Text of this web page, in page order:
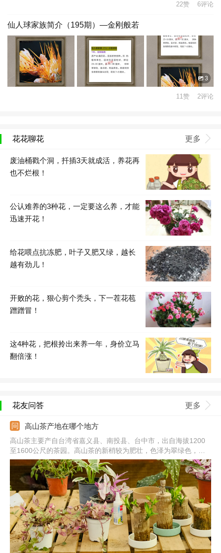
22赞 6评论
仙人球家族简介（195期）—金刚般若
3
11赞 2评论
花花聊花 更多
废油桶戳个洞，扦插3天就成活，养花再
也不烂根！
公认难养的3种花，一定要这么养，才能
迅速开花！
给花喂点抗冻肥，叶子又肥又绿，越长
越有劲儿！
开败的花，狠心剪个秃头，下一茬花苞
蹭蹭冒！
这4种花，把根拎出来养一年，身价立马
翻倍涨！
花友问答 更多
高山茶产地在哪个地方
高山茶主要产自台湾省嘉义县、南投县、台中市，出自海拔1200
至1600公尺的茶园。高山茶的新梢较为肥壮，色泽为翠绿色，茸
毛多，节间长，鲜嫩度好，带有特殊的花香，香气浓郁，能耐冲
泡。高山茶的品种很多，比如，冻顶乌龙茶、四季春茶、金萱茶、
翠玉茶、梨山高冷茶、阿里山、蜜香茶、古早味乌龙等。